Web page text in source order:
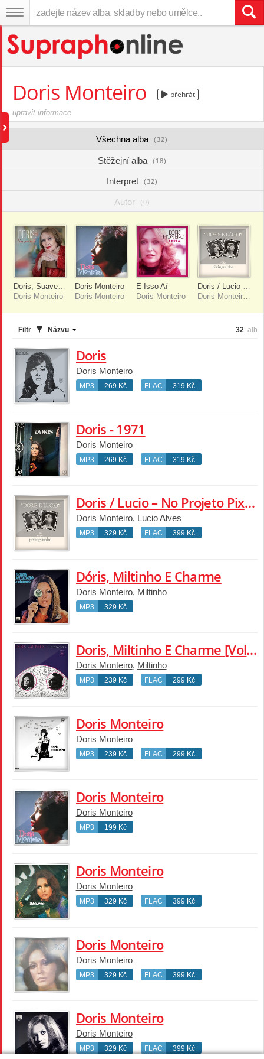
Doris Monteiro přehrát
upravit informace
Všechna alba (32)
Stěžejní alba (18)
Interpret (32)
Autor (0)
Doris, Suavemente
Doris Monteiro
Doris Monteiro
Doris Monteiro
É Isso Aí
Doris Monteiro
Doris / Lucio – No Projeto Pixinguinha
Doris Monteiro, Lucio Alves
Filtr Názvu 32 alb
Doris
Doris Monteiro
MP3 269 Kč FLAC 319 Kč
Doris - 1971
Doris Monteiro
MP3 269 Kč FLAC 319 Kč
Doris / Lucio – No Projeto Pixinguinha
Doris Monteiro, Lucio Alves
MP3 329 Kč FLAC 399 Kč
Dóris, Miltinho E Charme
Doris Monteiro, Miltinho
MP3 329 Kč
Doris, Miltinho E Charme [Vol. 4]
Doris Monteiro, Miltinho
MP3 239 Kč FLAC 299 Kč
Doris Monteiro
Doris Monteiro
MP3 239 Kč FLAC 299 Kč
Doris Monteiro
Doris Monteiro
MP3 199 Kč
Doris Monteiro
Doris Monteiro
MP3 329 Kč FLAC 399 Kč
Doris Monteiro
Doris Monteiro
MP3 329 Kč FLAC 399 Kč
Doris Monteiro
Doris Monteiro
MP3 329 Kč FLAC 399 Kč